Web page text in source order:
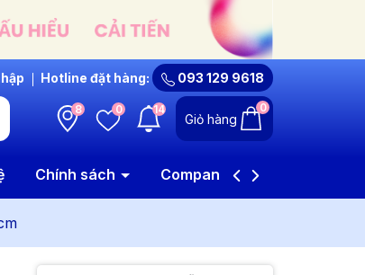
Hotline đặt hàng: 093 129 9618
8 0 14
Giỏ hàng
0
Chính sách Company Profile